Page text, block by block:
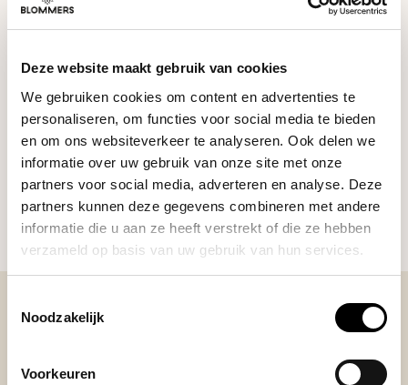
Deze website maakt gebruik van cookies
We gebruiken cookies om content en advertenties te
personaliseren, om functies voor social media te bieden
en om ons websiteverkeer te analyseren. Ook delen we
informatie over uw gebruik van onze site met onze
partners voor social media, adverteren en analyse. Deze
partners kunnen deze gegevens combineren met andere
informatie die u aan ze heeft verstrekt of die ze hebben
verzameld op basis van uw gebruik van hun services.
Noodzakelijk
Voorkeuren
Sage
The Naked Portafilter
(54mm)
DO YOU HAVE A QUESTION ABOUT THIS PRODUCT?
Our coffee expert is happy to help you!
Ask your question